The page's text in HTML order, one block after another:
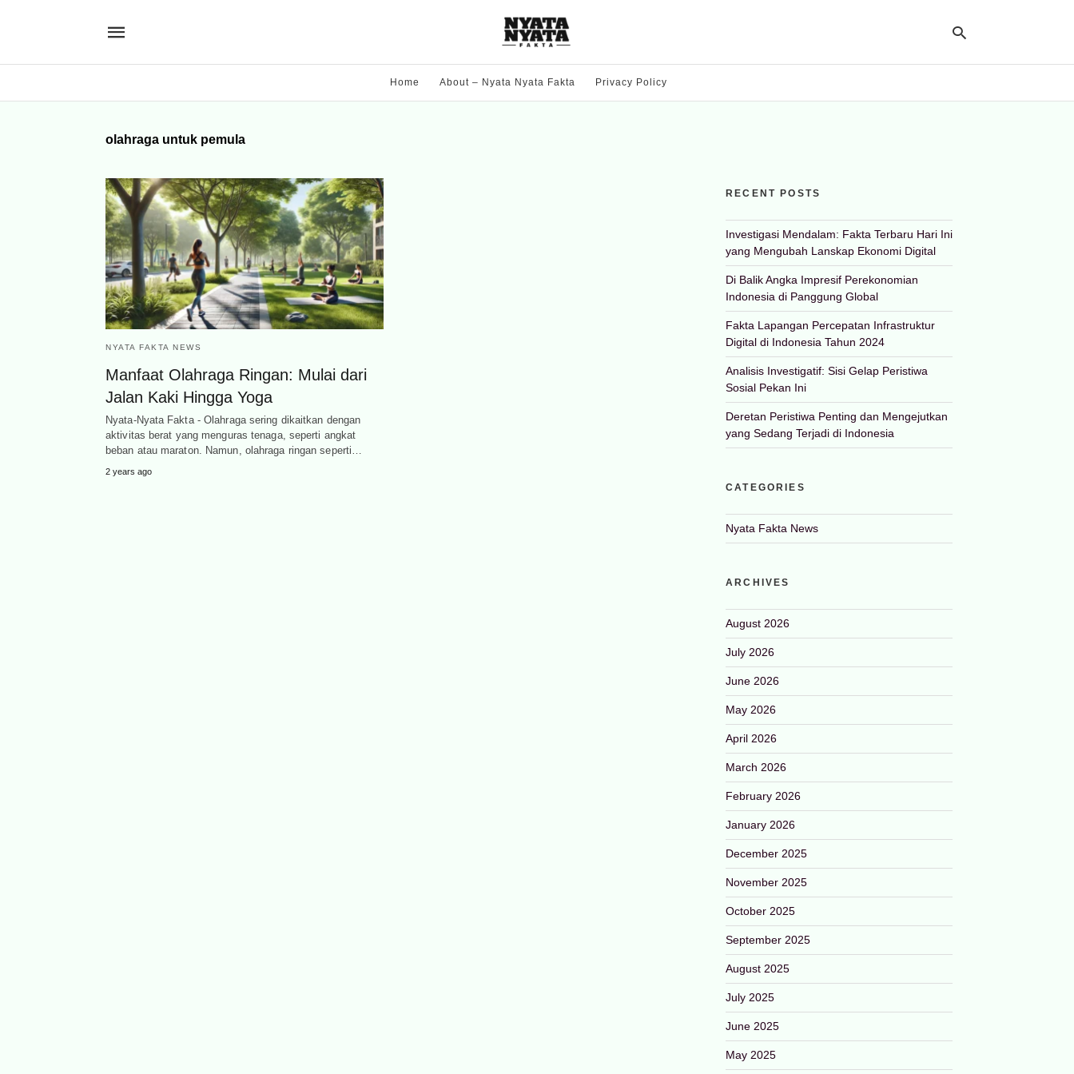
Home About – Nyata Nyata Fakta Privacy Policy
olahraga untuk pemula
NYATA FAKTA NEWS
Manfaat Olahraga Ringan: Mulai dari
Jalan Kaki Hingga Yoga
Nyata-Nyata Fakta - Olahraga sering dikaitkan dengan
aktivitas berat yang menguras tenaga, seperti angkat
beban atau maraton. Namun, olahraga ringan seperti…
2 years ago
RECENT POSTS
Investigasi Mendalam: Fakta Terbaru Hari Ini
yang Mengubah Lanskap Ekonomi Digital
Di Balik Angka Impresif Perekonomian
Indonesia di Panggung Global
Fakta Lapangan Percepatan Infrastruktur
Digital di Indonesia Tahun 2024
Analisis Investigatif: Sisi Gelap Peristiwa
Sosial Pekan Ini
Deretan Peristiwa Penting dan Mengejutkan
yang Sedang Terjadi di Indonesia
CATEGORIES
Nyata Fakta News
ARCHIVES
August 2026
July 2026
June 2026
May 2026
April 2026
March 2026
February 2026
January 2026
December 2025
November 2025
October 2025
September 2025
August 2025
July 2025
June 2025
May 2025